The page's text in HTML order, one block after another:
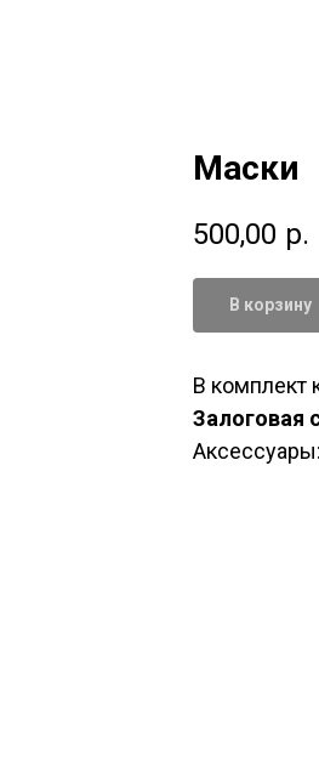
Маски
500,00 р.
В корзину
В комплект
Залоговая